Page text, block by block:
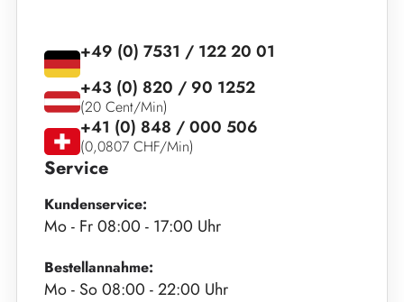
Service
Kundenservice:
Mo - Fr 08:00 - 17:00 Uhr
Bestellannahme:
Mo - So 08:00 - 22:00 Uhr
+49 (0) 7531 / 122 20 01
+43 (0) 820 / 90 1252
(20 Cent/Min)
+41 (0) 848 / 000 506
(0,0807 CHF/Min)